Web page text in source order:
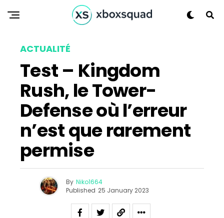
ACTUALITÉ
Test – Kingdom
Rush, le Tower-
Defense où l’erreur
n’est que rarement
permise
By Niko1664
Published 25 January 2023
Flipboard
Reddit
Pinterest
Whatsapp
Email